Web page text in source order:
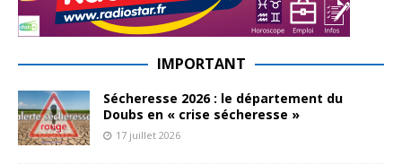
IMPORTANT
Sécheresse 2026 : le département du
Doubs en « crise sécheresse »
17 juillet 2026